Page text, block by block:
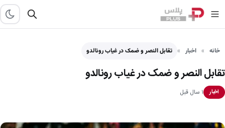
خانه اخبار تقابل النصر و ضمک در غیاب رونالدو
تقابل النصر و ضمک در غیاب رونالدو
اخبار ۱ سال قبل